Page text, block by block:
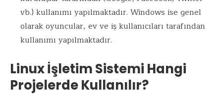
vb.) kullanımı yapılmaktadır. Windows ise genel
olarak oyuncular, ev ve iş kullanıcıları tarafından
kullanımı yapılmaktadır.
Linux İşletim Sistemi Hangi
Projelerde Kullanılır?